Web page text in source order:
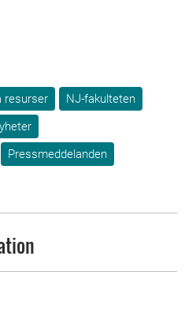
resurser
NJ-fakulteten
Pressmeddelanden